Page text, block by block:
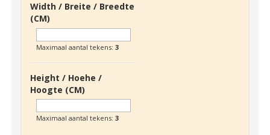
Width / Breite / Breedte
(CM)
Maximaal aantal tekens:3
Height / Hoehe /
Hoogte (CM)
Maximaal aantal tekens:3